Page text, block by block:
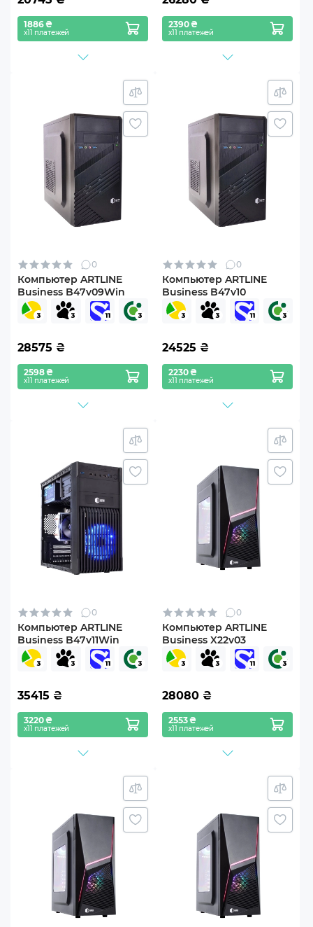
1886 ₴
х11 платежей
2390 ₴
х11 платежей
0
Компьютер ARTLINE
Business B47v09Win
28575 ₴
2598 ₴
х11 платежей
0
Компьютер ARTLINE
Business B47v10
24525 ₴
2230 ₴
х11 платежей
0
Компьютер ARTLINE
Business B47v11Win
35415 ₴
3220 ₴
х11 платежей
0
Компьютер ARTLINE
Business X22v03
28080 ₴
2553 ₴
х11 платежей